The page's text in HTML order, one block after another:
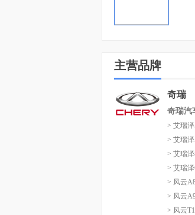
主营品牌
奇瑞
奇瑞汽
> 艾瑞
> 艾瑞
> 艾瑞
> 艾瑞
> 风云
> 风云
> 风云